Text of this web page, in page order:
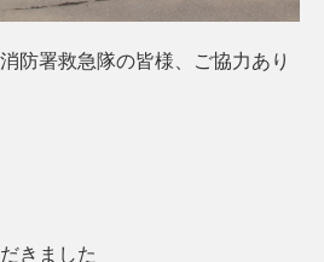
防署救急隊の皆様、ご協力あり
きました